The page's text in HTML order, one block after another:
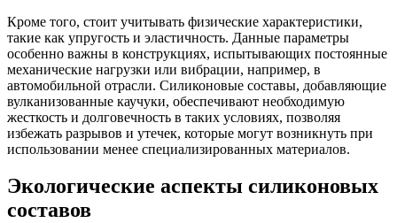
Кроме того, стоит учитывать физические характеристики,
такие как упругость и эластичность. Данные параметры
особенно важны в конструкциях, испытывающих постоянные
механические нагрузки или вибрации, например, в
автомобильной отрасли. Силиконовые составы, добавляющие
вулканизованные каучуки, обеспечивают необходимую
жесткость и долговечность в таких условиях, позволяя
избежать разрывов и утечек, которые могут возникнуть при
использовании менее специализированных материалов.
Экологические аспекты силиконовых
составов